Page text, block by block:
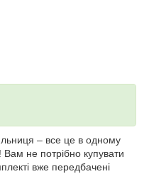
– все це в одному
не потрібно купувати
вже передбачені